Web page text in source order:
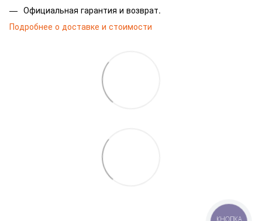
Официальная гарантия и возврат.
Подробнее о доставке и стоимости